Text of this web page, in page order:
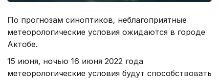
По прогнозам синоптиков, неблагоприятные
метеорологические условия ожидаются в городе
Актобе.
15 июня, ночью 16 июня 2022 года
метеорологические условия будут способствовать